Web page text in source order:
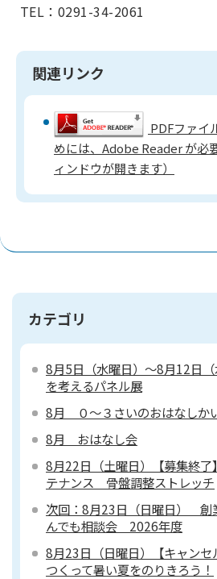
TEL：0291-34-2061
関連リンク
PDFファイ
めには、Adobe Reader が必
ィンドウが開きます）
カテゴリ
8月5日（水曜日）～8月12日
を考えるパネル展
8月 ０～３さいのおはなしか
8月 おはなし会
8月22日（土曜日）【募集終
テナンス 骨盤調整ストレッチ
次回：8月23日（日曜日） 創
んでも相談会 2026年度
8月23日（日曜日）【キャンセ
つくって暑い夏をのりきろう！